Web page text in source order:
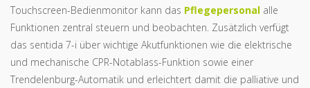
Touchscreen-Bedienmonitor kann das Pflegepersonal alle
Funktionen zentral steuern und beobachten. Zusätzlich verfügt
das sentida 7-i über wichtige Akutfunktionen wie die elektrische
und mechanische CPR-Notablass-Funktion sowie einer
Trendelenburg-Automatik und erleichtert damit die palliative und